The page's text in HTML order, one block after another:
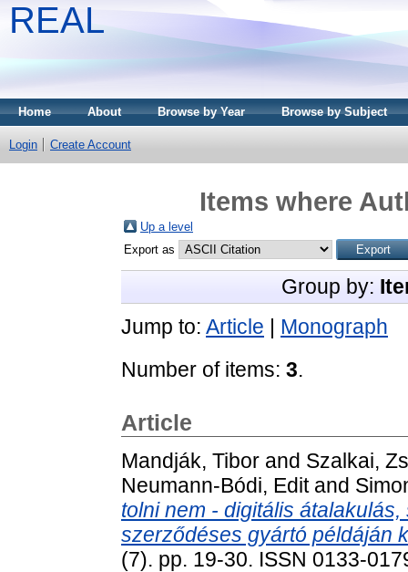
REAL
Home About Browse by Year Browse by Subject
Login Create Account
Items where
Up a level
Export as
Group by:
Jump to: Article | Monograph
Number of items: 3.
Article
Mandják, Tibor and Szalkai,
Neumann-Bódi, Editand
tolni nem - digitális
szerződéses gyártó példáján
(7). pp. 19-30. ISSN 0133-